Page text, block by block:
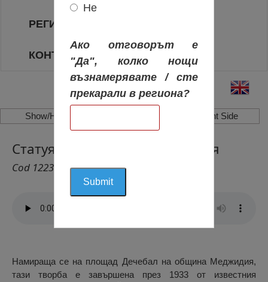
РЕГИОНИ
КОНТАКТИ
Show/Hide Left Side Show/Hide Right Side
Статуя Жена с Арфа, Меджидия
Cod 1223
Намираща се на площад Дечебал на община Меджидия,
тази творба е завършена през 1933 от известния
Не
Ако отговорът е
"Да", колко нощи
възнамерявате / сте
прекарали в региона?